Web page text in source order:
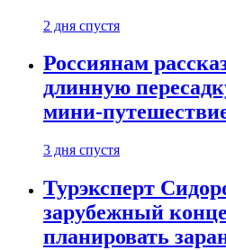
2 дня спустя
Россиянам
длинную
мини-
3 дня спустя
Турэксперт
зарубежный
планировать